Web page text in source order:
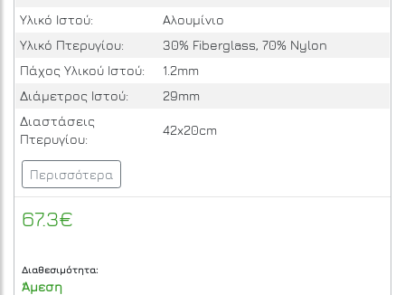
Υλικό Ιστού:
Αλουμίνιο
Υλικό Πτερυγίου:
30% Fiberglass, 70% Nylon
Πάχος Υλικού Ιστού:
1.2mm
Διάμετρος Ιστού:
29mm
Διαστάσεις
Πτερυγίου:
42x20cm
Περισσότερα
67.3€
Διαθεσιμότητα:
Άμεση